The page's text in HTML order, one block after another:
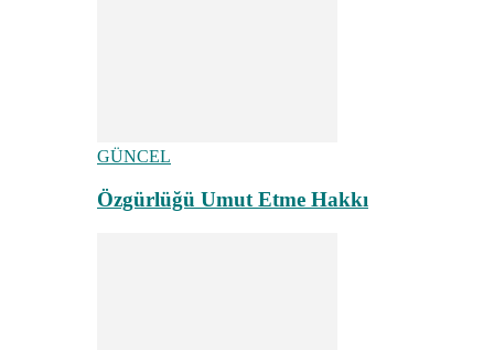
GÜNCEL
Özgürlüğü Umut Etme Hakkı